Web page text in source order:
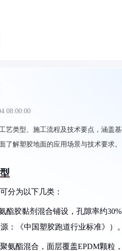
08:00:00
艺类型、施工流程及技术要点，涵盖
了解塑胶地面的应用场景与技术要求。
分为以下几类：
酯胶黏剂混合铺设，孔隙率约
：《中国塑胶跑道行业标准》）。
氨酯混合，面层覆盖EPDM颗粒